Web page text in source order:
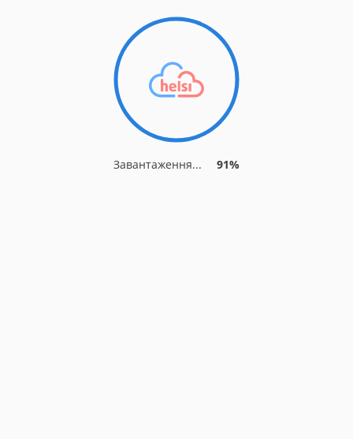
Завантаження... 91%